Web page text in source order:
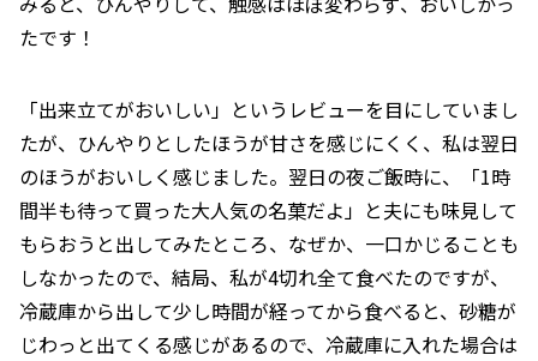
たです！
「出来立てがおいしい」というレビューを目にしていまし
たが、ひんやりとしたほうが甘さを感じにくく、私は翌日
のほうがおいしく感じました。翌日の夜ご飯時に、「1時
間半も待って買った大人気の名菓だよ」と夫にも味見して
もらおうと出してみたところ、なぜか、一口かじることも
しなかったので、結局、私が4切れ全て食べたのですが、
冷蔵庫から出して少し時間が経ってから食べると、砂糖が
じわっと出てくる感じがあるので、冷蔵庫に入れた場合は